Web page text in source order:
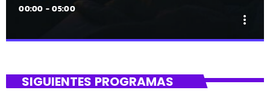
00:00 - 05:00
more_vert
gure gaua
SIGUIENTES PROGRAMAS